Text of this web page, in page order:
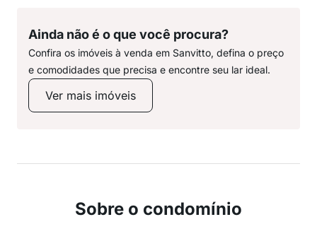
Ainda não é o que você procura?
Confira os imóveis à venda em Sanvitto, defina o preço
e comodidades que precisa e encontre seu lar ideal.
Ver mais imóveis
Sobre o condomínio